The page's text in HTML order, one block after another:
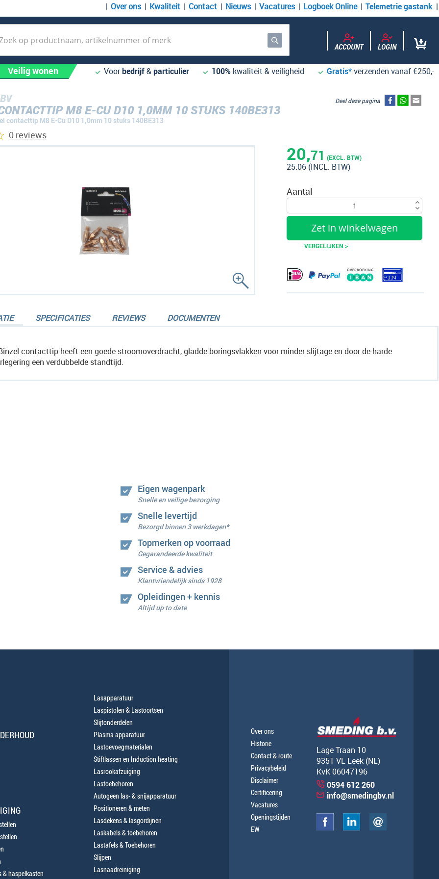
Over ons Kwaliteit Contact Nieuws Vacatures Logboek Online Telemetrie gastank
Zoek ACCOUNT LOGIN
Veilig wonen Voorbedrijf&particulier 100% kwaliteit & veiligheid Gratis*verzenden vanaf €250,-
M8 E-CU D10 1,0MM 10 STUKS 140BE313
contacttip M8 E-Cu D10 1,0mm 10 stuks 140BE313
20,71 (EXCL. BTW)
25.06 (INCL. BTW)
Aantal
Zet in winkelwagen
VERGELIJKEN >
Deel deze pagina
0 reviews
contacttip heeft een goede stroomoverdracht, gladde boringsvlakken voor minder slijtage en door de harde
een verdubbelde standtijd.
SPECIFICATIES REVIEWS DOCUMENTEN
Eigen wagenpark
Snelle en veilige bezorging
Snelle levertijd
Bezorgd binnen 3 werkdagen*
Topmerken op voorraad
Gegarandeerde kwaliteit
Service & advies
Klantvriendelijk sinds 1928
Opleidingen + kennis
Altijd up to date
& haspelkasten
Lasapparatuur
Laspistolen & Lastoortsen
Slijtonderdelen
Plasma apparatuur
Lastoevoegmaterialen
Stiftlassen en Induction heating
Lasrookafzuiging
Lastoebehoren
Autogeen las- & snijapparatuur
Positioneren & meten
Lasdekens & lasgordijnen
Laskabels & toebehoren
Lastafels & Toebehoren
Slijpen
Lasnaadreiniging
Over ons
Historie
Contact & route
Privacybeleid
Disclaimer
Certificering
Vacatures
Openingstijden
EW
Lage Traan 10
9351 VL Leek (NL)
KvK 06047196
0594 612 260
info@smedingbv.nl